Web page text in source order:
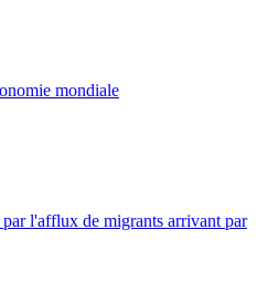
mondiale
par l'afflux de migrants arrivant par